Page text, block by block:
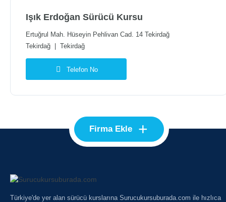
Işık Erdoğan Sürücü Kursu
Ertuğrul Mah. Hüseyin Pehlivan Cad. 14 Tekirdağ
Tekirdağ
Tekirdağ
Telefon No
Firma Ekle +
Türkiye'de yer alan sürücü kurslarına Surucukursuburada.com ile hızlıca